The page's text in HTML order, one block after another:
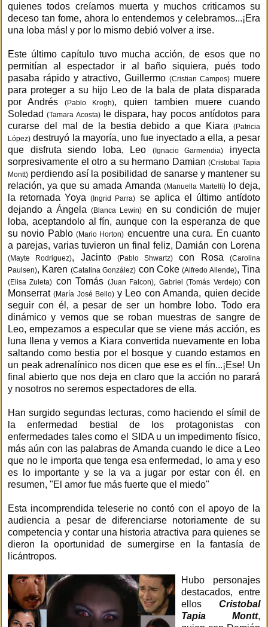
quienes todos creíamos muerta y muchos criticamos su
deceso tan fome, ahora lo entendemos y celebramos...¡Era
una loba más! y por lo mismo debió volver a irse.
Este último capítulo tuvo mucha acción, de esos que no
permitían al espectador ir al baño siquiera, pués todo
pasaba rápido y atractivo, Guillermo (Cristian Campos)muere
para proteger a su hijo Leo de la bala de plata disparada
por Andrés(Pablo Krogh), quien tambien muere cuando
Soledad(Tamara Acosta)le dispara, hay pocos antídotos para
curarse del mal de la bestia debido a que Kiara
(Patricia
López) destruyó la mayoría, uno fue inyectado a ella, a pesar
que disfruta siendo loba, Leo
(Ignacio Garmendia)
inyecta
sorpresivamente el otro a su hermano Damian(Cristobal Tapia
Montt) perdiendo así la posibilidad de sanarse y mantener su
relación, ya que su amada Amanda (Manuella Martelli)lo deja,
la retornada Yoya(Ingrid Parra) se aplica el último antídoto
dejando a Ángela(Blanca Lewin) en su condición de mujer
loba, aceptandolo al fín, aunque con la esperanza de que
su novio Pablo (Mario Horton) encuentre una cura. En cuanto
a parejas, varias tuvieron un final feliz, Damián con Lorena
(Mayte Rodriguez), Jacinto (Pablo Shwartz) con Rosa(Carolina
Paulsen), Karen (Catalina González) con Coke(Alfredo Allende), Tina
(Elisa Zuleta) con Tomás (Juan Falcon), Gabriel (Tomás Verdejo)con
Monserrat(María José Bello) y Leo con Amanda, quien decide
seguir con él, a pesar de ser un hombre lobo. Todo era
dinámico y vemos que se roban muestras de sangre de
Leo, empezamos a especular que se viene más acción, es
luna llena y vemos a Kiara convertida nuevamente en loba
saltando como bestia por el bosque y cuando estamos en
un peak adrenalínico nos dicen que ese es el fín...¡Ese! Un
final abierto que nos deja en claro que la acción no parará
y nosotros no seremos espectadores de ella.
Han surgido segundas lecturas, como haciendo el símil de
la enfermedad bestial de los protagonistas con
enfermedades tales como el SIDA u un impedimento físico,
más aún con las palabras de Amanda cuando le dice a Leo
que no le importa que tenga esa enfermedad, lo ama y eso
es lo importante y se la va a jugar por estar con él. en
resumen, "El amor fue más fuerte que el miedo"
Esta incomprendida teleserie no contó con el apoyo de la
audiencia a pesar de diferenciarse notoriamente de su
competencia y contar una historia atractiva para quienes se
dieron la oportunidad de sumergirse en la fantasía de
licántropos.
Hubo personajes
destacados, entre
ellos Cristobal
Tapia Montt,